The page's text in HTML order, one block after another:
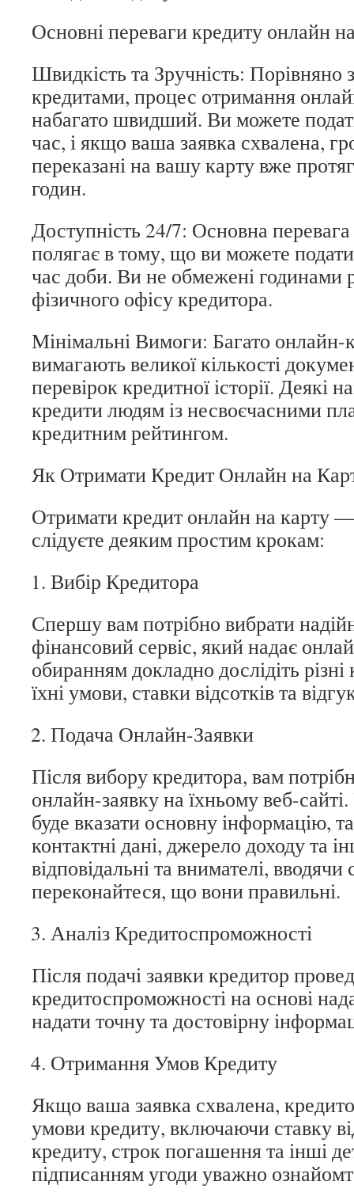
Основні переваги кредиту онлайн
Швидкість та Зручність: Порівняно
кредитами, процес отримання
набагато швидший. Ви можете
час, і якщо ваша заявка схвалена,
переказані на вашу карту вже
годин.
Доступність 24/7: Основна
полягає в тому, що ви можете
час доби. Ви не обмежені годинами
фізичного офісу кредитора.
Мінімальні Вимоги: Багато онлайн-
вимагають великої кількості
перевірок кредитної історії. Деякі
кредити людям із несвоєчасними
кредитним рейтингом.
Як Отримати Кредит Онлайн на
Отримати кредит онлайн на карту
слідуєте деяким простим крокам:
Вибір Кредитора
Спершу вам потрібно вибрати
фінансовий сервіс, який надає
обиранням докладно дослідіть різні
їхні умови, ставки відсотків та
Подача Онлайн-Заявки
Після вибору кредитора, вам
онлайн-заявку на їхньому веб-
буде вказати основну інформацію,
контактні дані, джерело доходу та
відповідальні та внимателі, вводячи
переконайтеся, що вони правильні.
Аналіз Кредитоспроможності
Після подачі заявки кредитор
кредитоспроможності на основі
надати точну та достовірну
Отримання Умов Кредиту
Якщо ваша заявка схвалена,
умови кредиту, включаючи ставку
кредиту, строк погашення та інші
підписанням угоди уважно